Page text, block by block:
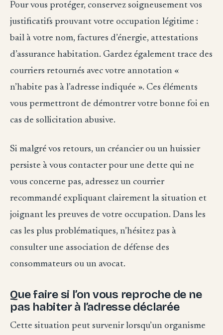
Pour vous protéger, conservez soigneusement vos
justificatifs prouvant votre occupation légitime :
bail à votre nom, factures d’énergie, attestations
d’assurance habitation. Gardez également trace des
courriers retournés avec votre annotation «
n’habite pas à l’adresse indiquée ». Ces éléments
vous permettront de démontrer votre bonne foi en
cas de sollicitation abusive.
Si malgré vos retours, un créancier ou un huissier
persiste à vous contacter pour une dette qui ne
vous concerne pas, adressez un courrier
recommandé expliquant clairement la situation et
joignant les preuves de votre occupation. Dans les
cas les plus problématiques, n’hésitez pas à
consulter une association de défense des
consommateurs ou un avocat.
Que faire si l’on vous reproche de ne
pas habiter à l’adresse déclarée
Cette situation peut survenir lorsqu’un organisme